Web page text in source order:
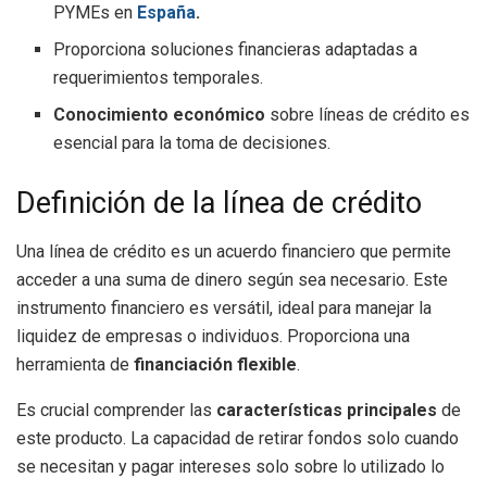
PYMEs en España.
Proporciona soluciones financieras adaptadas a
requerimientos temporales.
Conocimiento económico sobre líneas de crédito es
esencial para la toma de decisiones.
Definición de la línea de crédito
Una línea de crédito es un acuerdo financiero que permite
acceder a una suma de dinero según sea necesario. Este
instrumento financiero es versátil, ideal para manejar la
liquidez de empresas o individuos. Proporciona una
herramienta de financiación flexible.
Es crucial comprender las características principales de
este producto. La capacidad de retirar fondos solo cuando
se necesitan y pagar intereses solo sobre lo utilizado lo